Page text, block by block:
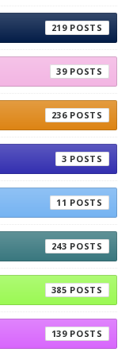
219
39
236
3
11
243
385
139